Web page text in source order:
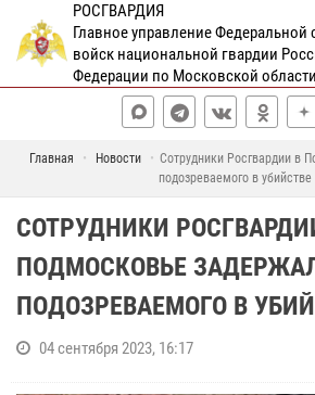
РОСГВАРДИЯ
Главное управление Федеральной
войск национальной гвардии
Федерации по Московской области
Главная Новости
Сотрудники Росгвардии в
подозреваемого в убийстве
СОТРУДНИКИ
ПОДМОСКОВЬЕ
ПОДОЗРЕВАЕМОГО В
04 сентября 2023, 16:17